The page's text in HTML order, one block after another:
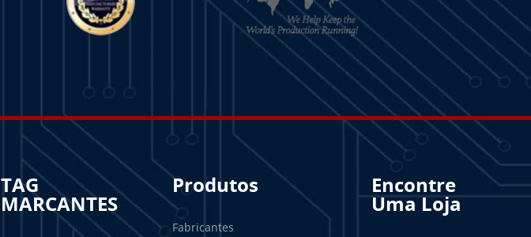
TAG
MARCANTES
Produtos
Fabricantes
Encontre
Uma Loja